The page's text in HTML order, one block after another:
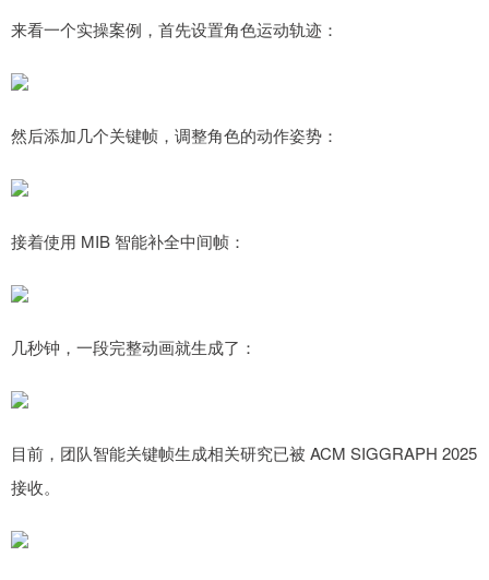
来看一个实操案例，首先设置角色运动轨迹：
然后添加几个关键帧，调整角色的动作姿势：
接着使用 MIB 智能补全中间帧：
几秒钟，一段完整动画就生成了：
目前，团队智能关键帧生成相关研究已被 ACM SIGGRAPH 2025
接收。